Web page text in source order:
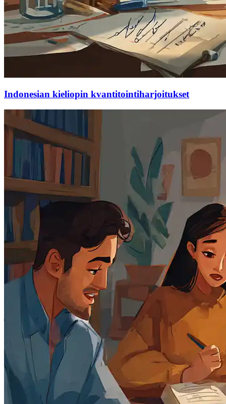
Indonesian kieliopin kvantitointiharjoitukset